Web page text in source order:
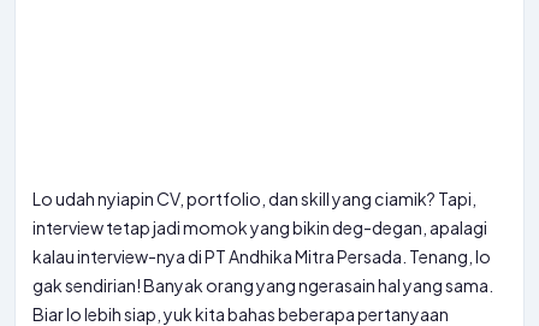
Lo udah nyiapin CV, portfolio, dan skill yang ciamik? Tapi,
interview tetap jadi momok yang bikin deg-degan, apalagi
kalau interview-nya di PT Andhika Mitra Persada. Tenang, lo
gak sendirian! Banyak orang yang ngerasain hal yang sama.
Biar lo lebih siap, yuk kita bahas beberapa pertanyaan